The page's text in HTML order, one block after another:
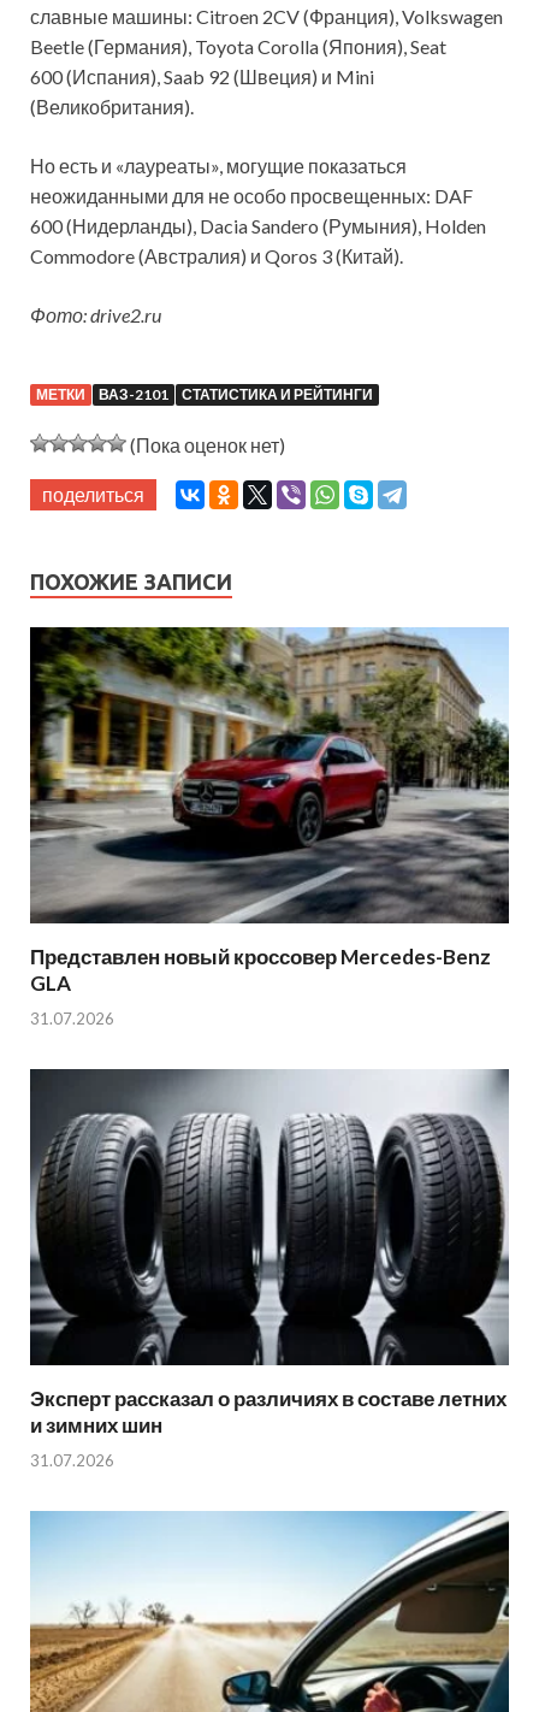
славные машины: Citroen 2CV (Франция), Volkswagen
Beetle (Германия), Toyota Corolla (Япония), Seat
600 (Испания), Saab 92 (Швеция) и Mini
(Великобритания).
Но есть и «лауреаты», могущие показаться
неожиданными для не особо просвещенных: DAF
600 (Нидерланды), Dacia Sandero (Румыния), Holden
Commodore (Австралия) и Qoros 3 (Китай).
Фото: drive2.ru
МЕТКИ ВАЗ-2101 СТАТИСТИКА И РЕЙТИНГИ
(Пока оценок нет)
поделиться
ПОХОЖИЕ ЗАПИСИ
Представлен новый кроссовер Mercedes-Benz
GLA
31.07.2026
Эксперт рассказал о различиях в составе летних
и зимних шин
31.07.2026